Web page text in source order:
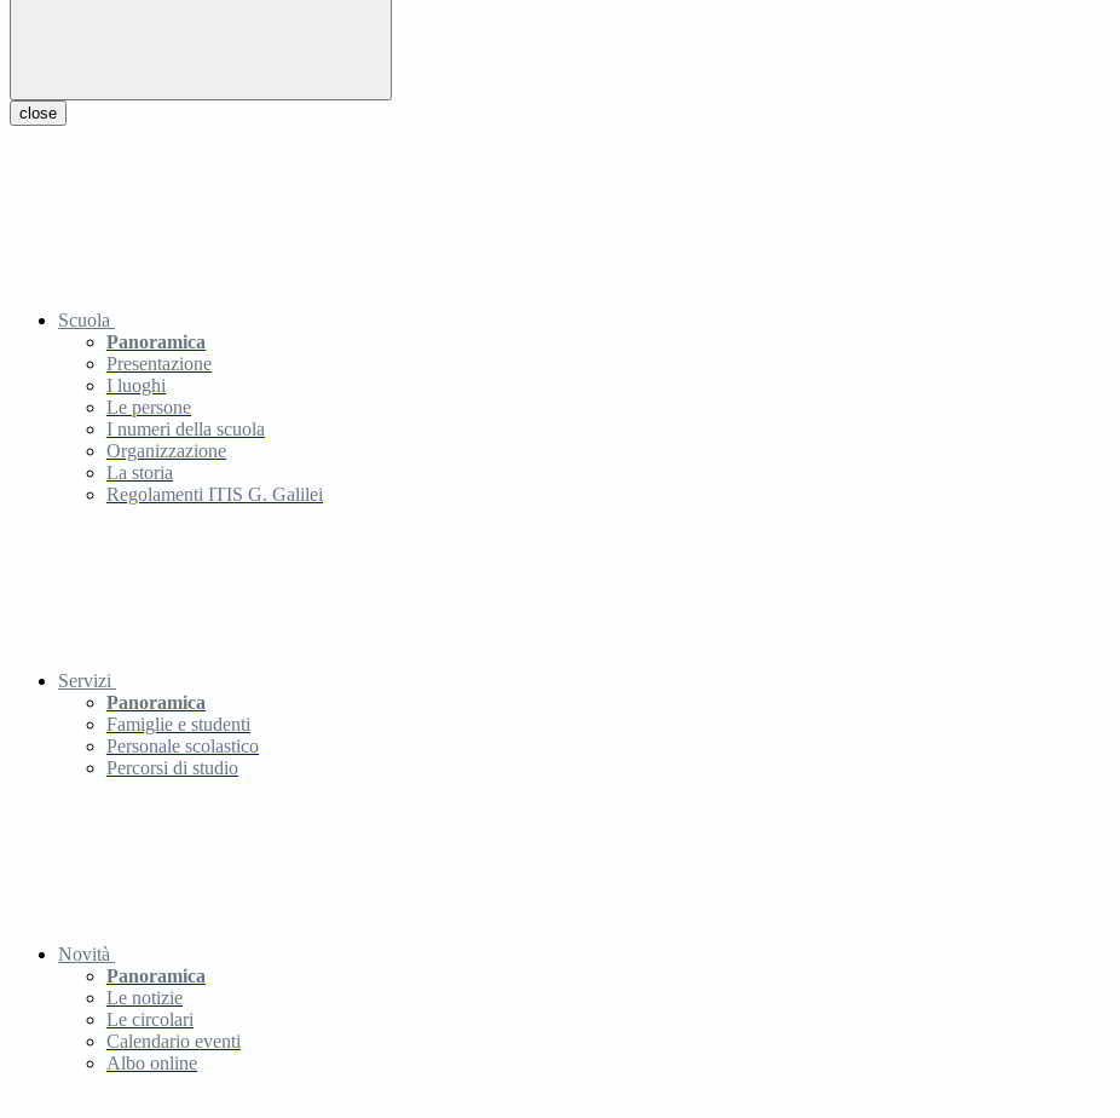
close
Scuola
Panoramica
Presentazione
I luoghi
Le persone
I numeri della scuola
Organizzazione
La storia
Regolamenti ITIS G. Galilei
Servizi
Panoramica
Famiglie e studenti
Personale scolastico
Percorsi di studio
Novità
Panoramica
Le notizie
Le circolari
Calendario eventi
Albo online